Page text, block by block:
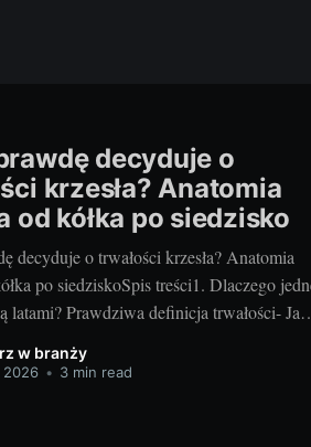
decyduje o
krzesła? Anatomia
od kółka po siedzisko
decyduje o trwałości krzesła? Anatomia
po siedziskoSpis treści1. Dlaczego
latami? Prawdziwa definicja trwałości- Jak
(normy, testy, udźwig)- Typowe
i co je zdradza2. Anatomia stelaża od
w branży
2026 • 3 min read